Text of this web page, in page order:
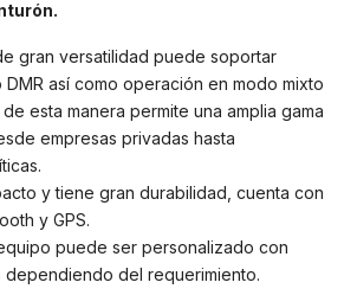
gran versatilidad puede soportar
así como operación en modo mixto
esta manera permite una amplia gama
empresas privadas hasta
y tiene gran durabilidad, cuenta con
y GPS.
puede ser personalizado con
dependiendo del requerimiento.